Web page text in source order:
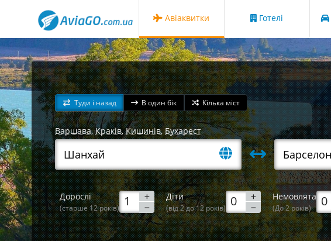
Авіаквитки Готелі
Туди і назад В один бік Кілька міст
Варшава,Краків,Кишинів,Бухарест
Дорослі
(старше 12 років)
Діти
(від 2 до 12 років)
Немовлята
(До 2 років)